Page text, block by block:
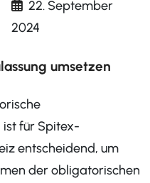
22. September
2024
umsetzen
für Spitex-
entscheidend, um
der obligatorischen